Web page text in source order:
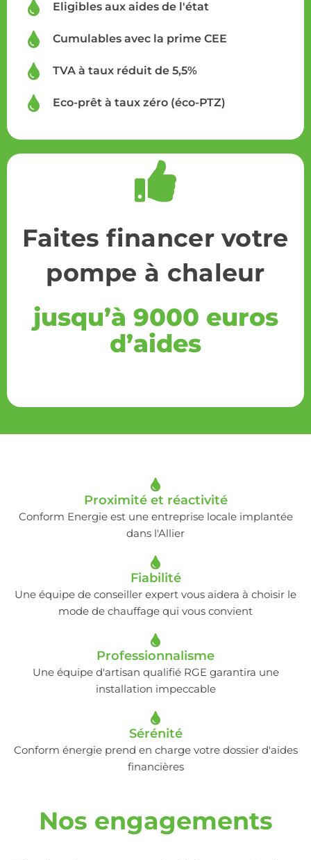
Faites financer votre
pompe à chaleur
jusqu’à 9000 euros
d’aides
Eligibles aux aides de l'état
Cumulables avec la prime CEE
TVA à taux réduit de 5,5%
Eco-prêt à taux zéro (éco-PTZ)
Nos engagements
Proximité et réactivité
Conform Energie est une entreprise locale implantée
dans l'Allier
Fiabilité
Une équipe de conseiller expert vous aidera à choisir le
mode de chauffage qui vous convient
Professionnalisme
Une équipe d'artisan qualifié RGE garantira une
installation impeccable
Sérénité
Conform énergie prend en charge votre dossier d'aides
financières